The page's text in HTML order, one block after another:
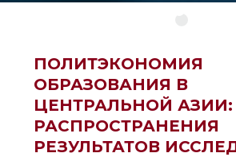
ПОЛИТЭКОНОМИЯ
ОБРАЗОВАНИЯ В
ЦЕНТРАЛЬНОЙ
РАСПРОСТРАНЕНИЯ
РЕЗУЛЬТАТОВ